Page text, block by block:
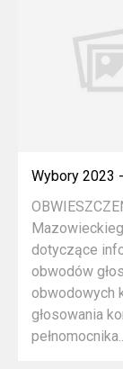
Wybory 2023
dotyczące
obwodów
obwodowych
głosowania